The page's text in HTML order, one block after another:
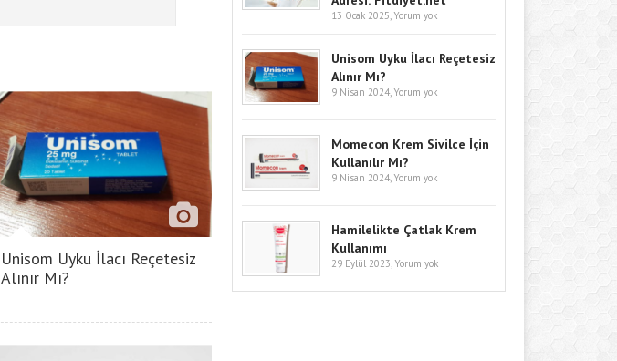
Unisom Uyku İlacı Reçetesiz
Alınır Mı?
13 Ocak 2025, Yorum yok
Unisom Uyku İlacı Reçetesiz
Alınır Mı?
9 Nisan 2024, Yorum yok
Momecon Krem Sivilce İçin
Kullanılır Mı?
9 Nisan 2024, Yorum yok
Hamilelikte Çatlak Krem
Kullanımı
29 Eylül 2023, Yorum yok